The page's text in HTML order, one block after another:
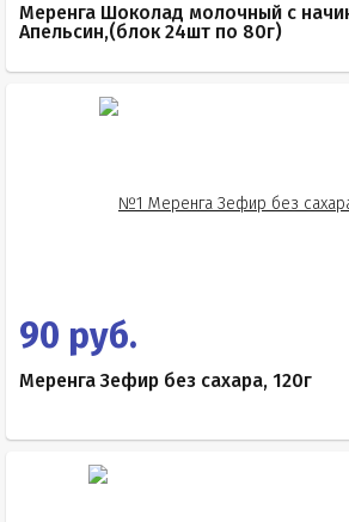
Меренга Шоколад молочный с
Апельсин,(блок 24шт по 80г)
90 руб.
Меренга Зефир без сахара, 120г